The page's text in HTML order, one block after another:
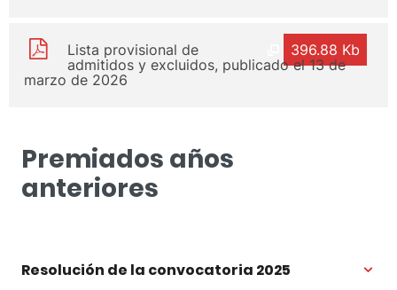
396.88 Kb
Lista provisional de
admitidos y excluidos, publicado el 13 de
marzo de 2026
Premiados años
anteriores
Resolución de la convocatoria 2025